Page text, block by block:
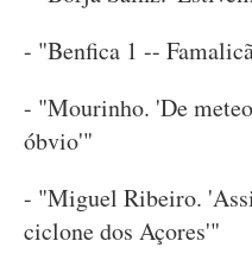
- "Benfica 1 --
- "Mourinho. 'De
óbvio'"
- "Miguel Ribeiro.
ciclone dos Açores'"